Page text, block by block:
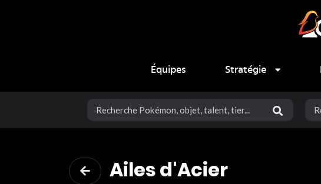
Équipes
Stratégie
Ailes d'Acier